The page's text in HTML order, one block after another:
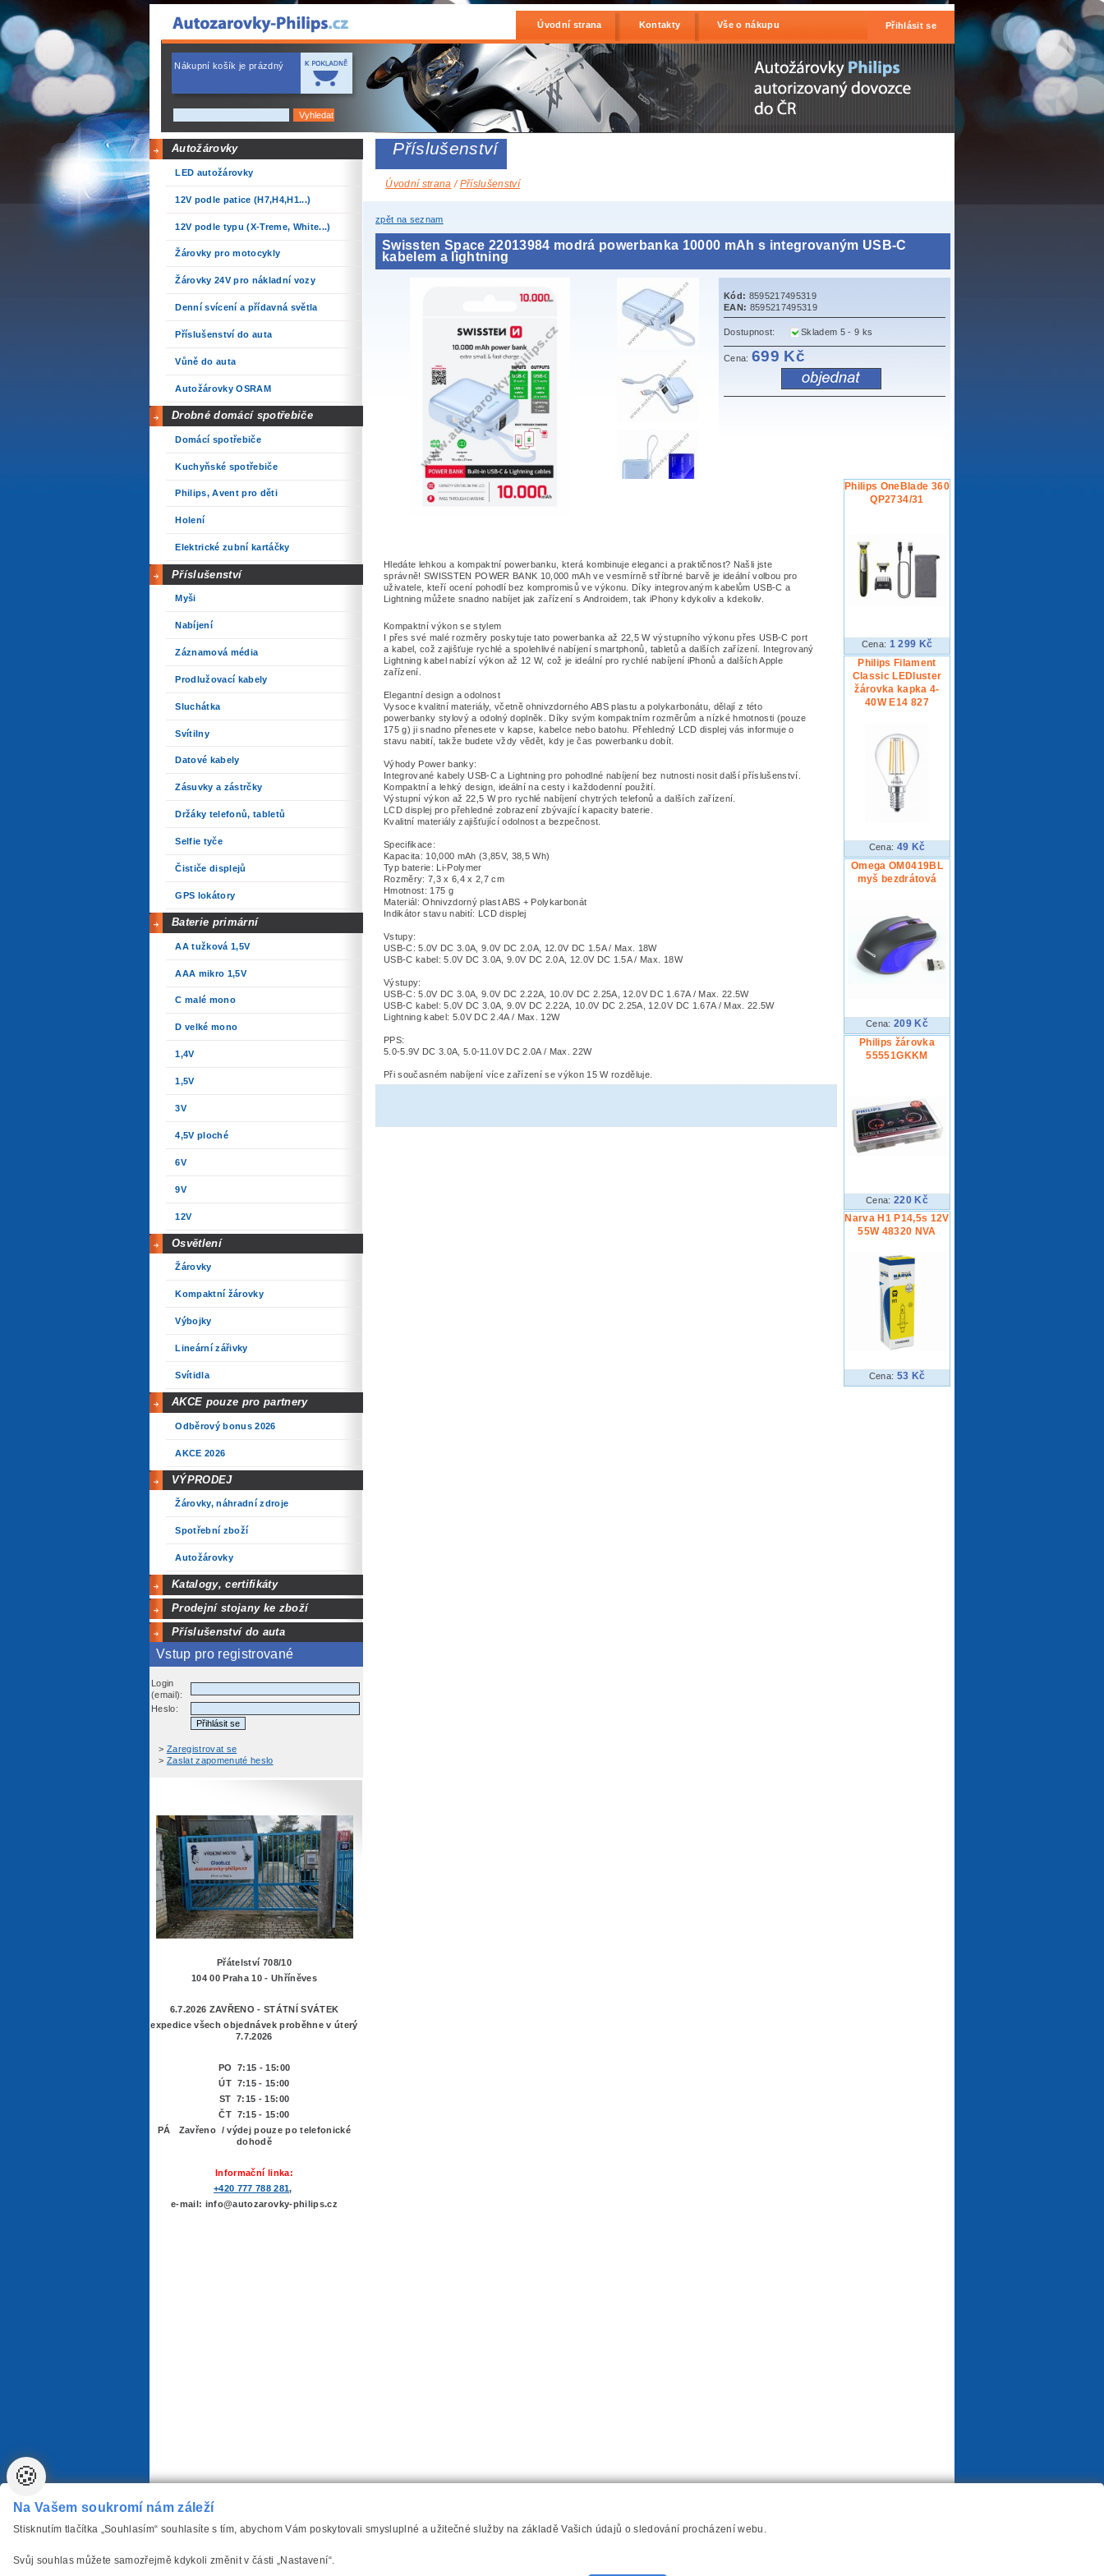
Přihlásit se
Úvodní strana Kontakty Vše o nákupu
Nákupní košík je prázdný
Autožárovky
LED autožárovky
12V podle patice (H7,H4,H1...)
12V podle typu (X-Treme, White...)
Žárovky pro motocykly
Žárovky 24V pro nákladní vozy
Denní svícení a přídavná světla
Příslušenství do auta
Vůně do auta
Autožárovky OSRAM
Drobné domácí spotřebiče
Domácí spotřebiče
Kuchyňské spotřebiče
Philips, Avent pro děti
Holení
Elektrické zubní kartáčky
Příslušenství
Myši
Nabíjení
Záznamová média
Prodlužovací kabely
Sluchátka
Svítilny
Datové kabely
Zásuvky a zástrčky
Držáky telefonů, tabletů
Selfie tyče
Čističe displejů
GPS lokátory
Baterie primární
AA tužková 1,5V
AAA mikro 1,5V
C malé mono
D velké mono
1,4V
1,5V
3V
4,5V ploché
6V
9V
12V
Osvětlení
Žárovky
Kompaktní žárovky
Výbojky
Lineární zářivky
Svítidla
AKCE pouze pro partnery
Odběrový bonus 2026
AKCE 2026
VÝPRODEJ
Žárovky, náhradní zdroje
Spotřební zboží
Autožárovky
Katalogy, certifikáty
Prodejní stojany ke zboží
Příslušenství do auta
Vstup pro registrované
Login
(email):
Heslo:
> Zaregistrovat se
> Zaslat zapomenuté heslo
Přátelství 708/10
104 00 Praha 10 - Uhříněves
6.7.2026 ZAVŘENO - STÁTNÍ SVÁTEK
expedice všech objednávek proběhne v úterý
7.7.2026
PO 7:15 - 15:00
ÚT 7:15 - 15:00
ST 7:15 - 15:00
ČT 7:15 - 15:00
PÁ Zavřeno / výdej pouze po telefonické
dohodě
Informační linka:
+420 777 788 281,
e-mail: info@autozarovky-philips.cz
Příslušenství
Úvodní strana /Příslušenství
zpět na seznam
Swissten Space 22013984 modrá powerbanka 10000 mAh s integrovaným USB-C
kabelem a lightning
Kód: 8595217495319
EAN: 8595217495319
Dostupnost: Skladem 5 - 9 ks
Cena:699 Kč
Philips OneBlade 360
QP2734/31
Cena: 1 299 Kč
Philips Filament
Classic LEDluster
žárovka kapka 4-
40W E14 827
Cena: 49 Kč
Omega OM0419BL
myš bezdrátová
Cena: 209 Kč
Philips žárovka
55551GKKM
Cena: 220 Kč
Narva H1 P14,5s 12V
55W 48320 NVA
Cena: 53 Kč
Hledáte lehkou a kompaktní powerbanku, která kombinuje eleganci a praktičnost? Našli jste
správně!SWISSTEN POWER BANK 10,000 mAh ve vesmírně stříbrné barvě je ideální volbou pro
uživatele, kteří ocení pohodlí bez kompromisů ve výkonu. Díky integrovaným kabelům USB-C a
Lightning můžete snadno nabíjet jak zařízení s Androidem, tak iPhony kdykoliv a kdekoliv.
Kompaktní výkon se stylem
I přes své malé rozměry poskytuje tato powerbanka až 22,5 W výstupního výkonu přes USB-C port
a kabel, což zajišťuje rychlé a spolehlivé nabíjení smartphonů, tabletů a dalších zařízení. Integrovaný
Lightning kabel nabízí výkon až 12 W, což je ideální pro rychlé nabíjení iPhonů a dalších Apple
zařízení.
Elegantní design a odolnost
Vysoce kvalitní materiály, včetně ohnivzdorného ABS plastu a polykarbonátu, dělají z této
powerbanky stylový a odolný doplněk. Díky svým kompaktním rozměrům a nízké hmotnosti (pouze
175 g) ji snadno přenesete v kapse, kabelce nebo batohu. Přehledný LCD displej vás informuje o
stavu nabití, takže budete vždy vědět, kdy je čas powerbanku dobít.
Výhody Power banky:
Integrované kabely USB-C a Lightning pro pohodlné nabíjení bez nutnosti nosit další příslušenství.
Kompaktní a lehký design, ideální na cesty i každodenní použití.
Výstupní výkon až 22,5 W pro rychlé nabíjení chytrých telefonů a dalších zařízení.
LCD displej pro přehledné zobrazení zbývající kapacity baterie.
Kvalitní materiály zajišťující odolnost a bezpečnost.
Specifikace:
Kapacita: 10,000 mAh (3,85V, 38,5 Wh)
Typ baterie: Li-Polymer
Rozměry: 7,3 x 6,4 x 2,7 cm
Hmotnost: 175 g
Materiál: Ohnivzdorný plast ABS + Polykarbonát
Indikátor stavu nabití: LCD displej
Vstupy:
USB-C: 5.0V DC 3.0A, 9.0V DC 2.0A, 12.0V DC 1.5A / Max. 18W
USB-C kabel: 5.0V DC 3.0A, 9.0V DC 2.0A, 12.0V DC 1.5A / Max. 18W
Výstupy:
USB-C: 5.0V DC 3.0A, 9.0V DC 2.22A, 10.0V DC 2.25A, 12.0V DC 1.67A / Max. 22.5W
USB-C kabel: 5.0V DC 3.0A, 9.0V DC 2.22A, 10.0V DC 2.25A, 12.0V DC 1.67A / Max. 22.5W
Lightning kabel: 5.0V DC 2.4A / Max. 12W
PPS:
5.0-5.9V DC 3.0A, 5.0-11.0V DC 2.0A / Max. 22W
Při současném nabíjení více zařízení se výkon 15 W rozděluje.
🍪
Na Vašem soukromí nám záleží
Stisknutím tlačítka „Souhlasím“ souhlasíte s tím, abychom Vám poskytovali smysluplné a užitečné služby na základě Vašich údajů o sledování procházení webu.
Svůj souhlas můžete samozřejmě kdykoli změnit v části „Nastavení“.